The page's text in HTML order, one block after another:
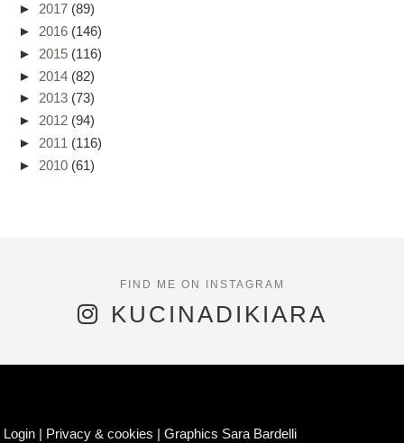
► 2017 (89)
► 2016 (146)
► 2015 (116)
► 2014 (82)
► 2013 (73)
► 2012 (94)
► 2011 (116)
► 2010 (61)
KUCINADIKIARA
Login | Privacy & cookies |Graphics Sara Bardelli